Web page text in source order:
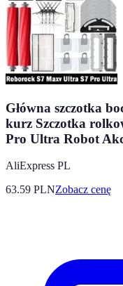
Główna szczotka
kurz Szczotka
Pro Ultra Robot
AliExpress PL
63.59 PLNZobacz cenę